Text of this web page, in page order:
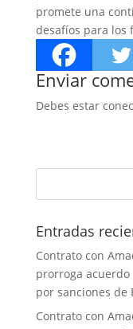
promete una
desafíos para los
Enviar
Debes estar
Entradas
Contrato con
prorroga
por sanciones de
Contrato con